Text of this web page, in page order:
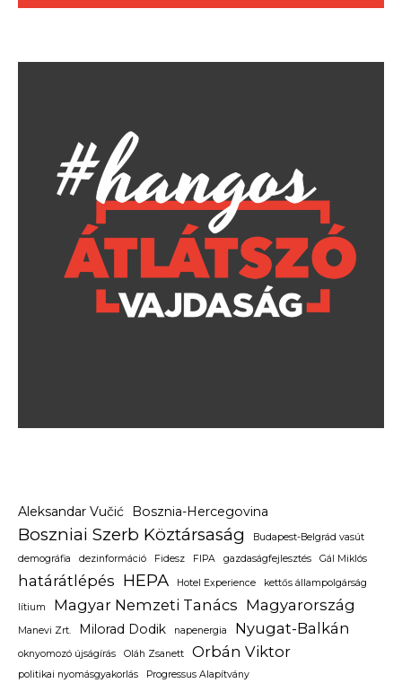
Aleksandar Vučić Bosznia-Hercegovina
Boszniai Szerb Köztársaság
Budapest-Belgrád vasút
demográfia
dezinformáció Fidesz FIPA gazdaságfejlesztés Gál Miklós
határátlépés HEPA Hotel Experience kettős állampolgárság
lítium Magyar Nemzeti Tanács Magyarország
Manevi Zrt. Milorad Dodik napenergia Nyugat-Balkán
oknyomozó újságírás Oláh Zsanett Orbán Viktor
politikai nyomásgyakorlás Progressus Alapítvány